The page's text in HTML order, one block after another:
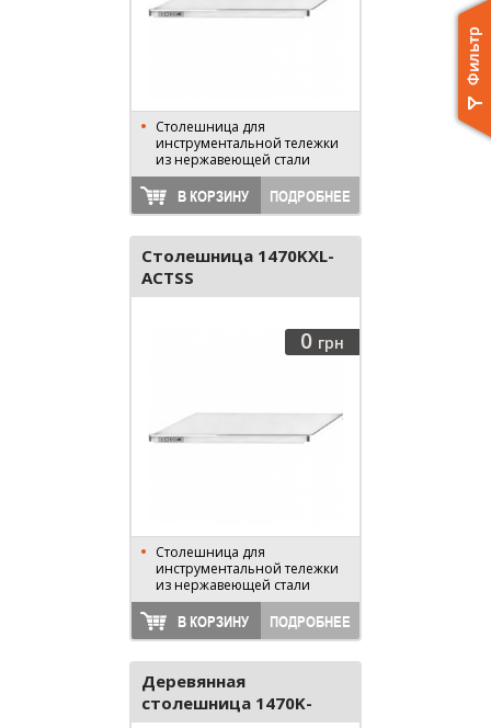
Столешница для
инструментальной тележки
из нержавеющей стали
В КОРЗИНУ ПОДРОБНЕЕ
Столешница 1470KXL-
ACTSS
0 грн
Столешница для
инструментальной тележки
из нержавеющей стали
В КОРЗИНУ ПОДРОБНЕЕ
Деревянная
столешница 1470K-